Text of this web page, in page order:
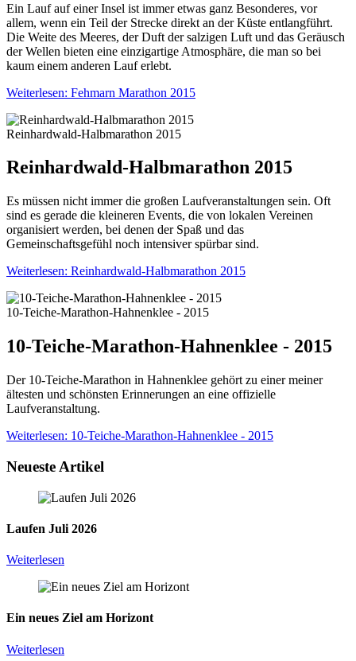
Ein Lauf auf einer Insel ist immer etwas ganz Besonderes, vor
allem, wenn ein Teil der Strecke direkt an der Küste entlangführt.
Die Weite des Meeres, der Duft der salzigen Luft und das Geräusch
der Wellen bieten eine einzigartige Atmosphäre, die man so bei
kaum einem anderen Lauf erlebt.
Weiterlesen: Fehmarn Marathon 2015
Reinhardwald-Halbmarathon 2015
Reinhardwald-Halbmarathon 2015
Es müssen nicht immer die großen Laufveranstaltungen sein. Oft
sind es gerade die kleineren Events, die von lokalen Vereinen
organisiert werden, bei denen der Spaß und das
Gemeinschaftsgefühl noch intensiver spürbar sind.
Weiterlesen: Reinhardwald-Halbmarathon 2015
10-Teiche-Marathon-Hahnenklee - 2015
10-Teiche-Marathon-Hahnenklee - 2015
Der 10-Teiche-Marathon in Hahnenklee gehört zu einer meiner
ältesten und schönsten Erinnerungen an eine offizielle
Laufveranstaltung.
Weiterlesen: 10-Teiche-Marathon-Hahnenklee - 2015
Neueste Artikel
Laufen Juli 2026
Weiterlesen
Ein neues Ziel am Horizont
Weiterlesen